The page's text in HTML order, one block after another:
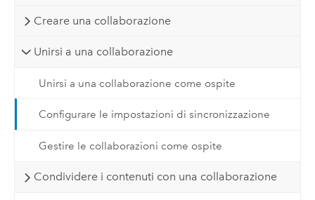
Creare una collaborazione
Unirsi a una collaborazione
Unirsi a una collaborazione come ospite
Configurare le impostazioni di sincronizzazione
Gestire le collaborazioni come ospite
Condividere i contenuti con una collaborazione